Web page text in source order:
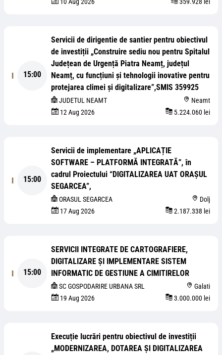
15:00
Servicii de dirigentie de santier pentru obiectivul
de investiții „Construire sediu nou pentru Spitalul
Județean de Urgență Piatra Neamț, județul
Neamț, cu funcțiuni și tehnologii inovative pentru
protejarea climei și digitalizare”,SMIS 359925
JUDETUL NEAMT
Neamt
12 Aug 2026
5.224.060 lei
15:00
Servicii de implementare „APLICAȚIE
SOFTWARE – PLATFORMĂ INTEGRATĂ”, în
cadrul Proiectului “DIGITALIZAREA UAT ORAȘUL
SEGARCEA”,
ORASUL SEGARCEA
Dolj
17 Aug 2026
2.187.338 lei
15:00
SERVICII INTEGRATE DE CARTOGRAFIERE,
DIGITALIZARE ȘI IMPLEMENTARE SISTEM
INFORMATIC DE GESTIUNE A CIMITIRELOR
SC GOSPODARIRE URBANA SRL
Galati
19 Aug 2026
3.000.000 lei
Execuție lucrări pentru obiectivul de investiții
„MODERNIZAREA, DOTAREA ȘI DIGITALIZAREA